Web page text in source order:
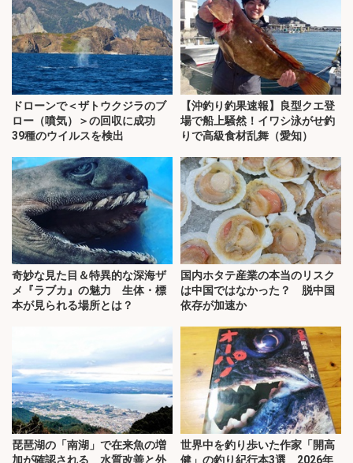
ドローンで＜ザトウクジラのブ
ロー（噴気）＞の回収に成功
39種のウイルスを検出
【沖釣り釣果速報】良型クエ登
場で船上騒然！イワシ泳がせ釣
りで高級食材乱舞（愛知）
奇妙な見た目＆特異的な深海ザ
メ『ラブカ』の魅力 生体・標
本が見られる場所とは？
国内ホタテ産業の本当のリスク
は中国ではなかった？ 脱中国
依存が加速か
琵琶湖の「南湖」で在来魚の増
加が確認される 水質改善と外
世界中を釣り歩いた作家「開高
健」の釣り紀行本3選 2026年